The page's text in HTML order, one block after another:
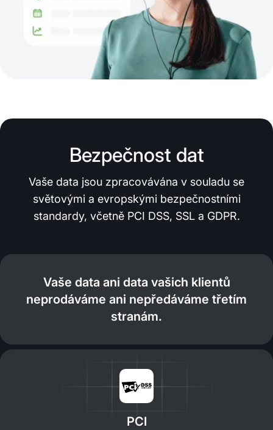
Bezpečnost dat
Vaše data jsou zpracovávána v souladu se
světovými a evropskými bezpečnostními
standardy, včetně PCI DSS, SSL a GDPR.
Vaše data ani data vašich klientů
neprodáváme ani nepředáváme třetím
stranám.
PCI